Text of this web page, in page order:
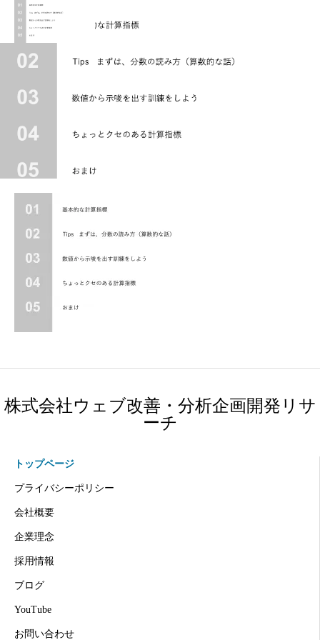
株式会社ウェブ改善・分析企画開発リサ
ーチ
トップページ
プライバシーポリシー
会社概要
企業理念
採用情報
ブログ
YouTube
お問い合わせ